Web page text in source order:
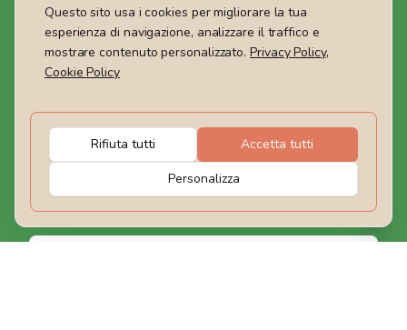
Siamo un Tour Operator che offre viaggi nel Mondo,
certificate ti accompagneranno e condividerai con noi il
rispetto per la Natura che ci circonda.
Rimaniamo in contatto
Questo sito usa i cookies per migliorare la tua
esperienza di navigazione, analizzare il traffico e
mostrare contenuto personalizzato. Privacy Policy,
Cookie Policy
Rifiuta tutti
Accetta tutti
Personalizza